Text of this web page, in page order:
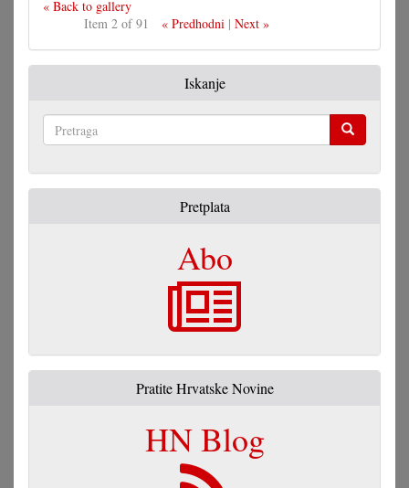
« Back to gallery
Item 2 of 91
« Predhodni| Next »
Iskanje
Pretplata
Abo
Pratite Hrvatske Novine
HN Blog